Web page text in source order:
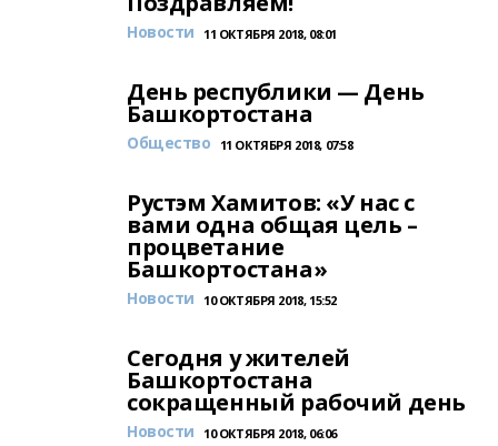
Новости 11 ОКТЯБРЯ 2018, 08:01
День республики — День
Башкортостана
Общество 11 ОКТЯБРЯ 2018, 07:58
Рустэм Хамитов: «У нас с
вами одна общая цель –
процветание
Башкортостана»
Новости 10 ОКТЯБРЯ 2018, 15:52
Сегодня у жителей
Башкортостана
сокращенный рабочий день
Новости 10 ОКТЯБРЯ 2018, 06:06